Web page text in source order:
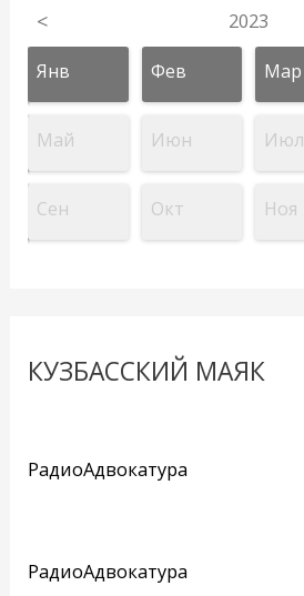
< 2023
Янв Фев Мар
Май Июн Июл
Сен Окт Ноя
КУЗБАССКИЙ МАЯК
РадиоАдвокатура
РадиоАдвокатура